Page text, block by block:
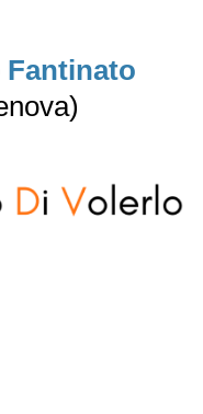
Fantinato